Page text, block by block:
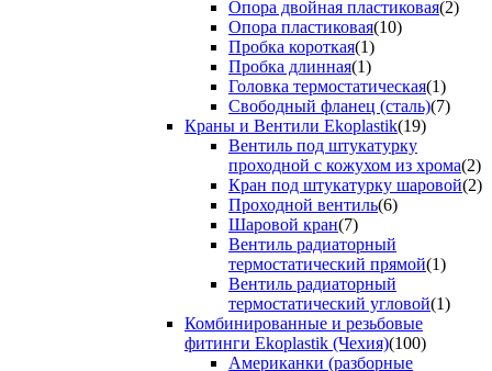
Опора двойная пластиковая(2)
Опора пластиковая(10)
Пробка короткая(1)
Пробка длинная(1)
Головка термостатическая(1)
Свободный фланец (сталь)(7)
Краны и Вентили Ekoplastik(19)
Вентиль под штукатурку
проходной с кожухом из хрома(2)
Кран под штукатурку шаровой(2)
Проходной вентиль(6)
Шаровой кран(7)
Вентиль радиаторный
термостатический прямой(1)
Вентиль радиаторный
термостатический угловой(1)
Комбинированные и резьбовые
фитинги Ekoplastik (Чехия)(100)
Американки (разборные